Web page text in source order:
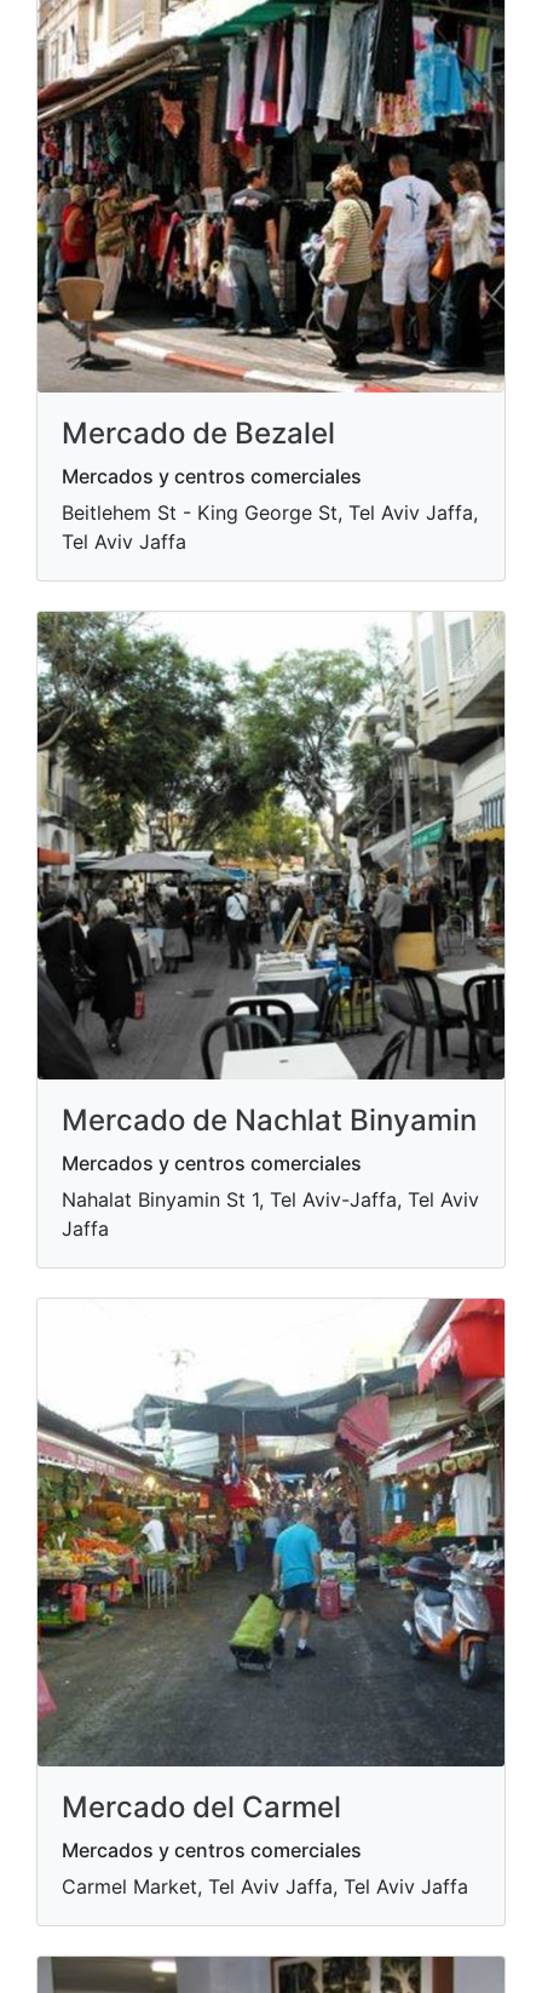
Mercado de Bezalel
Mercados y centros comerciales
Beitlehem St - King George St, Tel Aviv Jaffa,
Tel Aviv Jaffa
Mercado de Nachlat Binyamin
Mercados y centros comerciales
Nahalat Binyamin St 1, Tel Aviv-Jaffa, Tel Aviv
Jaffa
Mercado del Carmel
Mercados y centros comerciales
Carmel Market, Tel Aviv Jaffa, Tel Aviv Jaffa